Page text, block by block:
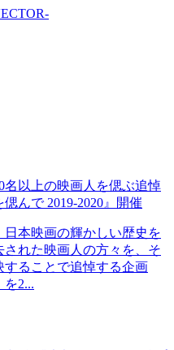
名以上の映画人を偲ぶ追悼
んで 2019-2020』開催
本映画の輝かしい歴史を
れた映画人の方々を、そ
ることで追悼する企画
を2...